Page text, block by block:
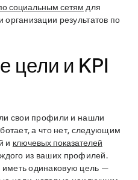
социальным сетям для
результатов по
цели и KPI
свои профили и нашли
а что нет, следующим
и ключевых показателей
из ваших профилей.
одинаковую цель —